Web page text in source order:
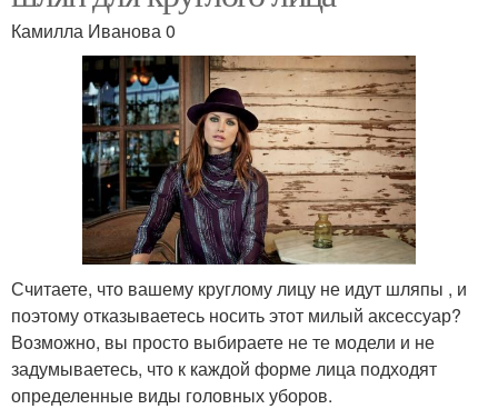
Камилла Иванова 0
Считаете, что вашему круглому лицу не идут шляпы , и
поэтому отказываетесь носить этот милый аксессуар?
Возможно, вы просто выбираете не те модели и не
задумываетесь, что к каждой форме лица подходят
определенные виды головных уборов.